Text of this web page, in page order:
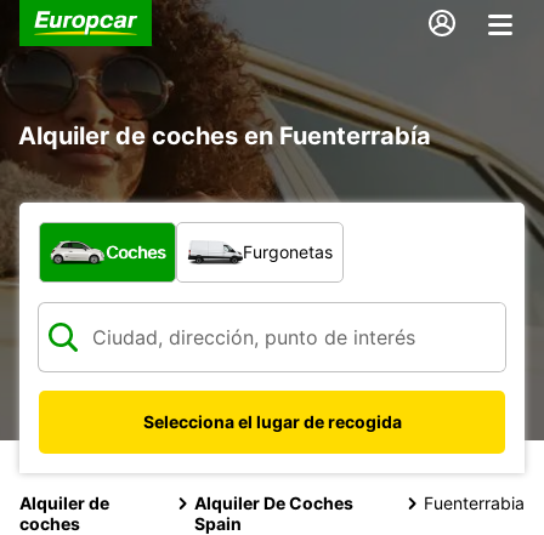
Alquiler de coches en Fuenterrabía
¿Qué tipo de vehículo?
Coches Furgonetas
Selecciona el lugar de recogida
Alquiler de
coches
Alquiler De Coches
Spain
Fuenterrabia